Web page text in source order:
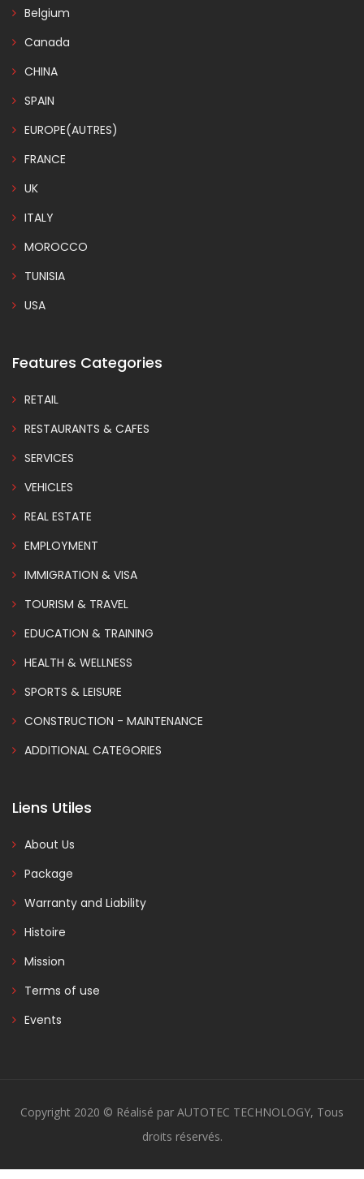
Belgium
Canada
CHINA
SPAIN
EUROPE(AUTRES)
FRANCE
UK
ITALY
MOROCCO
TUNISIA
USA
Features Categories
RETAIL
RESTAURANTS & CAFES
SERVICES
VEHICLES
REAL ESTATE
EMPLOYMENT
IMMIGRATION & VISA
TOURISM & TRAVEL
EDUCATION & TRAINING
HEALTH & WELLNESS
SPORTS & LEISURE
CONSTRUCTION - MAINTENANCE
ADDITIONAL CATEGORIES
Liens Utiles
About Us
Package
Warranty and Liability
Histoire
Mission
Terms of use
Events
Copyright 2020 © Réalisé par AUTOTEC TECHNOLOGY, Tous
droits réservés.